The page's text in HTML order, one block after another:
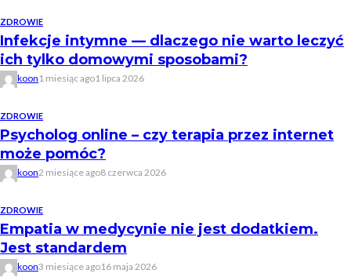
ZDROWIE
Infekcje intymne — dlaczego nie warto leczyć
ich tylko domowymi sposobami?
koon 1 miesiąc ago1 lipca 2026
ZDROWIE
Psycholog online – czy terapia przez internet
może pomóc?
koon2 miesiące ago8 czerwca 2026
ZDROWIE
Empatia w medycynie nie jest dodatkiem.
Jest standardem
koon3 miesiące ago16 maja 2026